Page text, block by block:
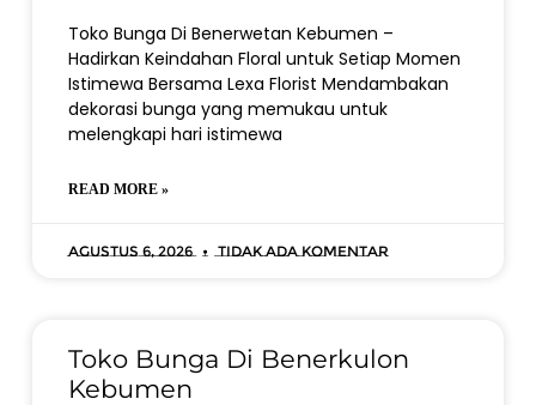
Toko Bunga Di Benerwetan Kebumen –
Hadirkan Keindahan Floral untuk Setiap Momen
Istimewa Bersama Lexa Florist Mendambakan
dekorasi bunga yang memukau untuk
melengkapi hari istimewa
READ MORE »
Agustus 6, 2026 Tidak ada komentar
Toko Bunga Di Benerkulon
Kebumen